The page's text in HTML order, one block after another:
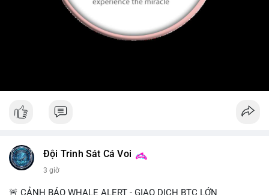
Đội Trinh Sát Cá Voi
3 giờ
🚨 CẢNH BÁO WHALE ALERT - GIAO DỊCH BTC LỚN